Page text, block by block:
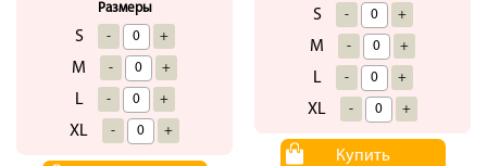
Размеры
S - +
M - +
L - +
XL - +
S - +
M - +
L - +
XL - +
Купить